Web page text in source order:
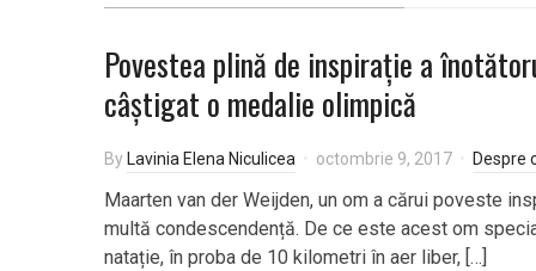
Povestea plină de inspirație a
câștigat o medalie olimpică
By Lavinia Elena Niculicea octombrie 9, 2017 Despre
Maarten van der Weijden, un om a cărui poveste
multă condescendență. De ce este acest om
natație, în proba de 10 kilometri în aer liber, […]